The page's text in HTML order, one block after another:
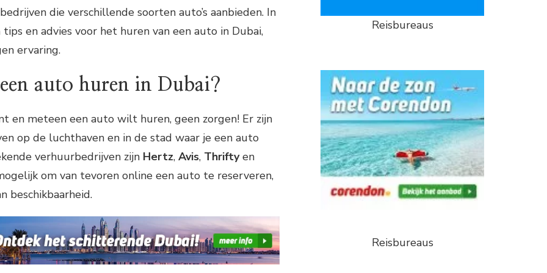
die verschillende soorten auto’s aanbieden. In
en advies voor het huren van een auto in Dubai,
ervaring.
auto huren in Dubai?
en meteen een auto wilt huren, geen zorgen! Er zijn
op de luchthaven en in de stad waar je een auto
verhuurbedrijven zijn Hertz, Avis, Thriftyen
om van tevoren online een auto te reserveren,
beschikbaarheid.
Reisbureaus
Reisbureaus